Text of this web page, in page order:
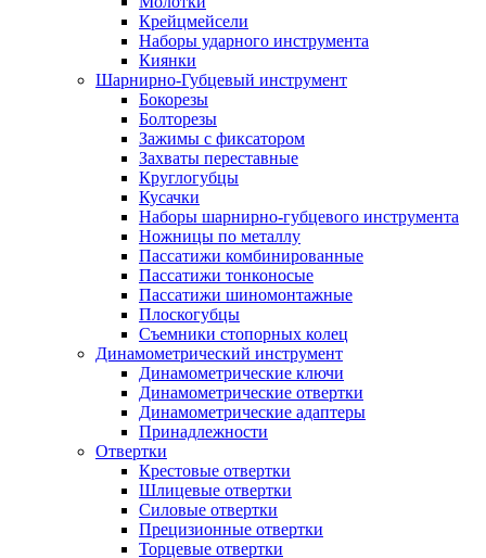
Крейцмейсели
Наборы ударного инструмента
Киянки
Шарнирно-Губцевый инструмент
Бокорезы
Болторезы
Зажимы с фиксатором
Захваты переставные
Круглогубцы
Кусачки
Наборы шарнирно-губцевого инструмента
Ножницы по металлу
Пассатижи комбинированные
Пассатижи тонконосые
Пассатижи шиномонтажные
Плоскогубцы
Съемники стопорных колец
Динамометрический инструмент
Динамометрические ключи
Динамометрические отвертки
Динамометрические адаптеры
Принадлежности
Отвертки
Крестовые отвертки
Шлицевые отвертки
Силовые отвертки
Прецизионные отвертки
Торцевые отвертки